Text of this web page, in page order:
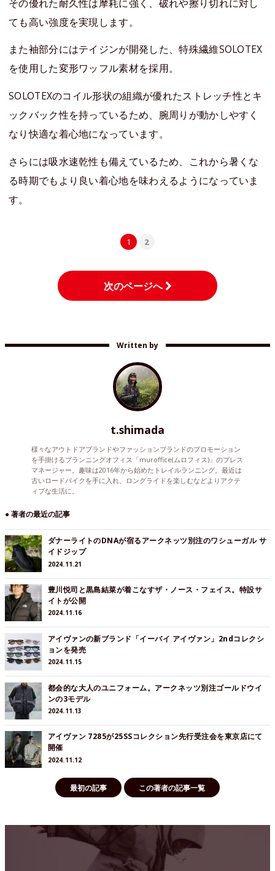
その優れた耐久性は摩耗に強く、破れや擦り切れに対し
ても高い強度を実現します。
また袖部分にはテイジンが開発した、特殊繊維SOLOTEX
を使用した変形ワッフル素材を採用。
SOLOTEXのコイル形状の組織が優れたストレッチ性とキ
ックバック性を持っているため、腕周りが動かしやすく
なり快適な着心地になっています。
さらには吸水速乾性も備えているため、これから暑くな
る時期でもより良い着心地を味わえるようになっていま
す。
1 2
次のページへ
Written by
t.shimada
様々なアウトドアブランドやファッションブランドのプロモーション
を手掛けるプランニングオフィス「muroffice(ムロフィス)」のプレス
マネージャー。趣味は2016年から始めたトレイルランニング。最近は
古いロードバイクを手に入れ、ロングライドを楽しむなどよりアクテ
ィブな生活に。
● 著者の最近の記事
ダナーライトのDNAが宿るアークネッツ別注のワシューガル サ
イドジップ
2024.11.21
豊川悦司と黒島結菜が着こなすザ・ノース・フェイス。特設サ
イトが公開
2024.11.16
アイヴァンの新ブランド「イーバイ アイヴァン」2ndコレクシ
ョンを発売
2024.11.15
都会的な大人のユニフォーム。アークネッツ別注ゴールドウイ
ンの3モデル
2024.11.13
アイヴァン 7285が25SSコレクション先行受注会を東京店にて
開催
2024.11.12
最初の記事 この著者の記事一覧